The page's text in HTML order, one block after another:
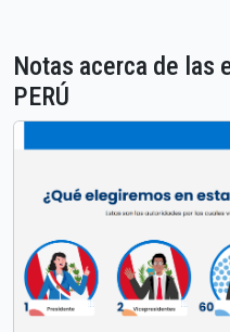
Notas acerca de las
PERÚ